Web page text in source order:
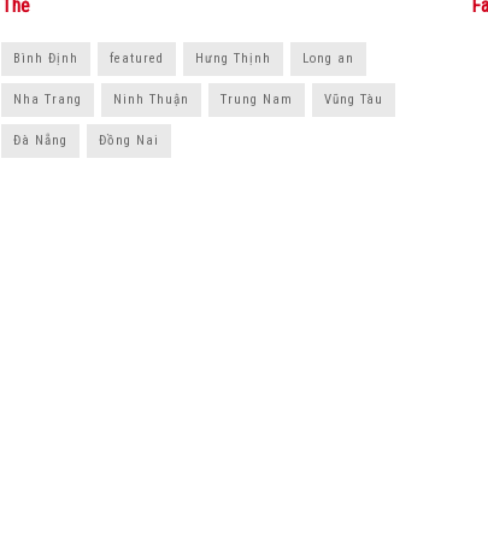
Thẻ
Bình Định featured Hưng Thịnh Long an
Nha Trang Ninh Thuận Trung Nam Vũng Tàu
Đà Nẵng Đồng Nai